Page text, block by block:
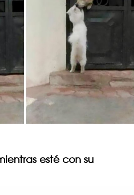
esté con su